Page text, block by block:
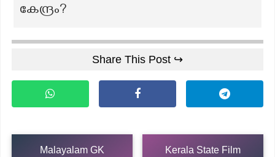
കേന്ദ്രം?
Share This Post ↪
Malayalam GK Kerala State Film